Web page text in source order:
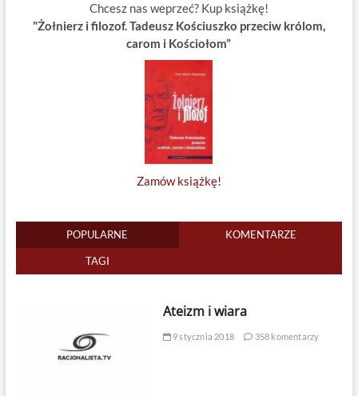
Chcesz nas weprzeć? Kup książkę!
"Żołnierz i filozof. Tadeusz Kościuszko przeciw królom,
carom i Kościołom”
Zamów książkę!
POPULARNE KOMENTARZE
TAGI
Ateizm i wiara
9 stycznia 2018 358 komentarzy